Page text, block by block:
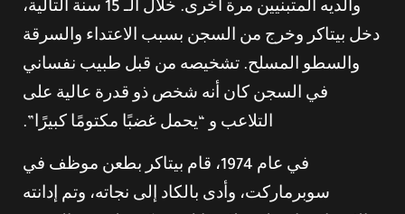
والديه المتبنيين مرة أخرى. خلال الـ 15 سنة التالية،
دخل بيتاكر وخرج من السجن بسبب الاعتداء والسرقة
والسطو المسلح. تشخيصه من قبل طبيب نفساني
في السجن كان أنه شخص ذو قدرة عالية على
التلاعب و “يحمل غضبًا مكتومًا كبيرًا”.
في عام 1974، قام بيتاكر بطعن موظف في
سوبرماركت، وأدى بالكاد إلى نجاته، وتم إدانته